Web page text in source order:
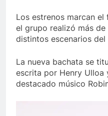
Los estrenos marcan
el grupo realizó más
distintos escenarios del
La nueva bachata se
escrita por Henry Ulloa
destacado músico